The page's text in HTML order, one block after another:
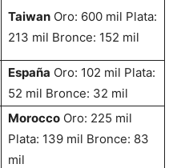
Taiwan Oro: 600 mil Plata:
213 mil Bronce: 152 mil
España Oro: 102 mil Plata:
52 mil Bronce: 32 mil
Morocco Oro: 225 mil
Plata: 139 mil Bronce: 83
mil